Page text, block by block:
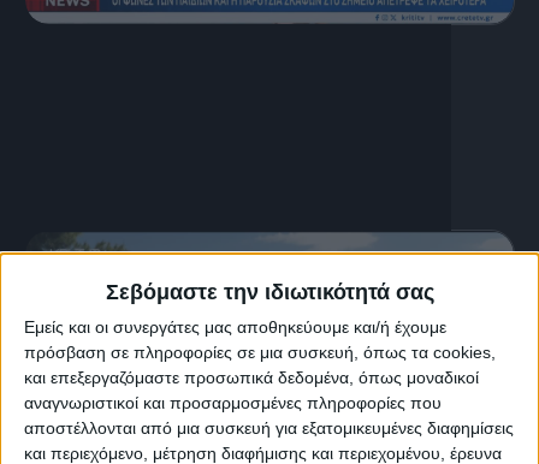
Σεβόμαστε την ιδιωτικότητά σας
Εμείς και οι συνεργάτες μας αποθηκεύουμε και/ή έχουμε
πρόσβαση σε πληροφορίες σε μια συσκευή, όπως τα cookies,
και επεξεργαζόμαστε προσωπικά δεδομένα, όπως μοναδικοί
αναγνωριστικοί και προσαρμοσμένες πληροφορίες που
αποστέλλονται από μια συσκευή για εξατομικευμένες διαφημίσεις
και περιεχόμενο, μέτρηση διαφήμισης και περιεχομένου, έρευνα